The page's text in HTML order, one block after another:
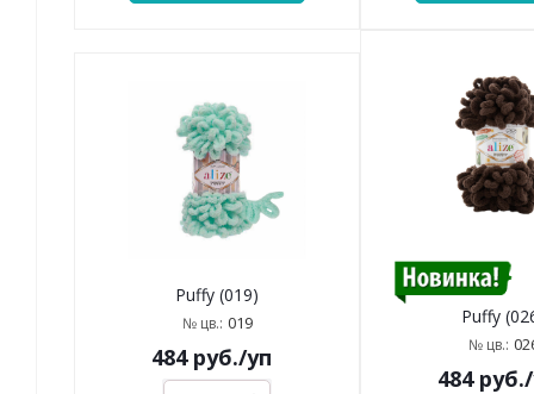
Puffy (019)
№ цв.: 019
484руб./уп
Puffy
№ цв.:
484руб.